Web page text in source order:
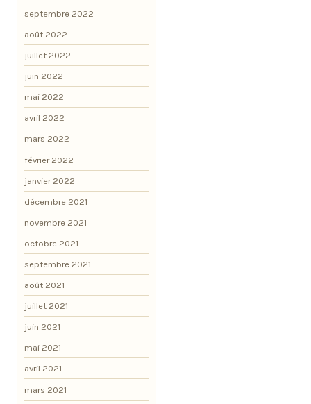
septembre 2022
août 2022
juillet 2022
juin 2022
mai 2022
avril 2022
mars 2022
février 2022
janvier 2022
décembre 2021
novembre 2021
octobre 2021
septembre 2021
août 2021
juillet 2021
juin 2021
mai 2021
avril 2021
mars 2021